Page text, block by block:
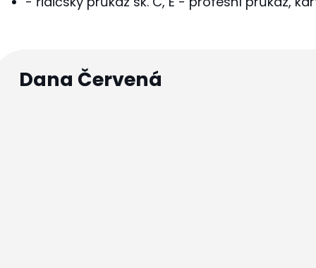
Dana Červená